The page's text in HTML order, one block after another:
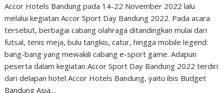
Accor Hotels Bandung pada 14-22 November 2022 lalu
melalui kegiatan Accor Sport Day Bandung 2022. Pada acara
tersebut, berbagai cabang olahraga ditandingkan mulai dari
futsal, tenis meja, bulu tangkis, catur, hingga mobile legend:
bang-bang yang mewakili cabang e-sport game. Adapun
peserta dalam kegiatan Accor Sport Day Bandung 2022 terdiri
dari delapan hotel Accor Hotels Bandung, yaitu ibis Budget
Bandung Asia…